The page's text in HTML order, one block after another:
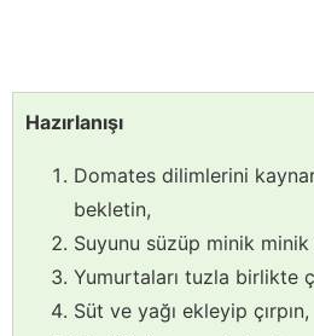
Hazırlanışı
Domates dilimlerini
bekletin,
Suyunu süzüp minik minik
Yumurtaları tuzla birlikte
Süt ve yağı ekleyip çırpın,